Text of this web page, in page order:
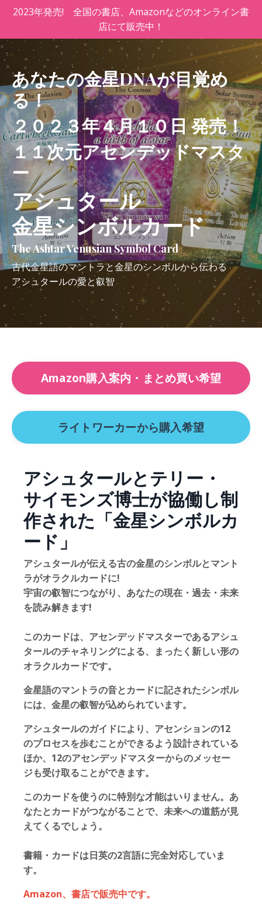
2023年発売! 全国の書店、Amazonなどのオンライン書
店にて販売中！
あなたの金星DNAが目覚め
る！
２０２３年４月１０日 発売！
１１次元アセンデッドマスタ
ー
アシュタール
金星シンボルカード
The Ashtar Venusian Symbol Card
古代金星語のマントラと金星のシンボルから伝わる
アシュタールの愛と叡智
Amazon購入案内・まとめ買い希望
ライトワーカーから購入希望
アシュタールとテリー・
サイモンズ博士が協働し制
作された「金星シンボルカ
ード」
アシュタールが伝える古の金星のシンボルとマント
ラがオラクルカードに!
宇宙の叡智につながり、あなたの現在・過去・未来
を読み解きます!
このカードは、アセンデッドマスターであるアシュ
タールのチャネリングによる、まったく新しい形の
オラクルカードです。
金星語のマントラの音とカードに記されたシンボル
には、金星の叡智が込められています。
アシュタールのガイドにより、アセンションの12
のプロセスを歩むことができるよう設計されている
ほか、12のアセンデッドマスターからのメッセー
ジも受け取ることができます。
このカードを使うのに特別な才能はいりません。あ
なたとカードがつながることで、未来への道筋が見
えてくるでしょう。
書籍・カードは日英の2言語に完全対応していま
す。
Amazon、書店で販売中です。